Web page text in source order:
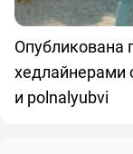
Опубликована
хедлайнерами
и polnalyubvi